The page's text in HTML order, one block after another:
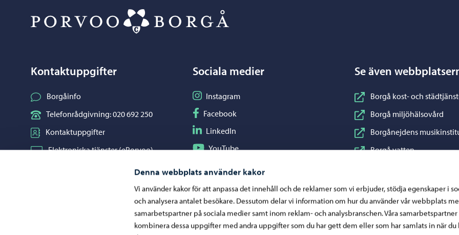
Denna webbplats använder kakor
Vi använder kakor för att anpassa det innehåll och de reklamer som vi erbjuder, stödja egenskaper i
och analysera antalet besökare. Dessutom delar vi information om hur du använder vår webbplats
samarbetspartner på sociala medier samt inom reklam- och analysbranschen. Våra samarbetspartner
kombinera dessa uppgifter med andra uppgifter som du har gett dem eller som har samlats in när du
Kontaktuppgifter
Borgåinfo
Telefonrådgivning: 020 692 250
Kontaktuppgifter
Elektroniska tjänster (ePorvoo)
Kartor och lägesinformation
Sociala medier
Följ på Instagram
Instagram
Följ på Facebook
Facebook
Följ på LinkedIn
LinkedIn
Följ på YouTube
YouTube
Se även
Borgå kost- och
Borgå miljöhälsovård
Borgånejdens
Borgå vatten
Konstfabriken
Visit Porvoo
Östra Nylands